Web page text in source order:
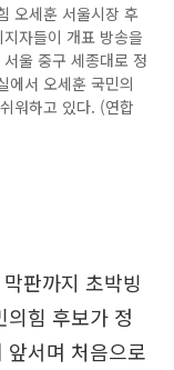
오세훈 서울시장 후
자들이 개표 방송을
울 중구 세종대로 정
에서 오세훈 국민의
워하고 있다. (연합
판까지 초박빙
힘 후보가 정
서며 처음으로